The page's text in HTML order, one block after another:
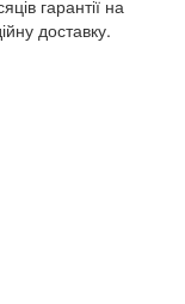
гарантії на
доставку.